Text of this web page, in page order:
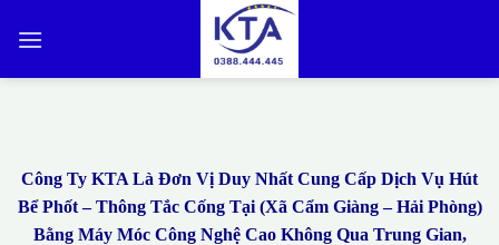
qua
Công Ty KTA Là Đơn Vị Duy Nhất Cung Cấp Dịch Vụ Hút
Bể Phốt – Thông Tắc Cống Tại (Xã Cẩm Giàng – Hải Phòng)
Bằng Máy Móc Công Nghệ Cao Không Qua Trung Gian,